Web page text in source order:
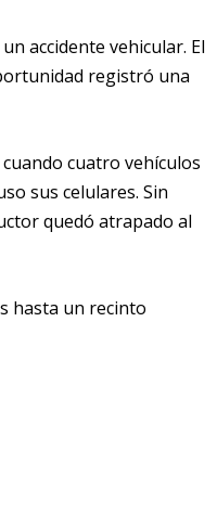
accidente vehicular. El
registró una
cuatro vehículos
sus celulares. Sin
quedó atrapado al
hasta un recinto